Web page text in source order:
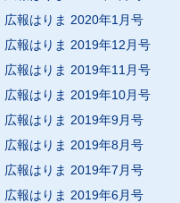
広報はりま 2020年1月号
広報はりま 2019年12月号
広報はりま 2019年11月号
広報はりま 2019年10月号
広報はりま 2019年9月号
広報はりま 2019年8月号
広報はりま 2019年7月号
広報はりま 2019年6月号